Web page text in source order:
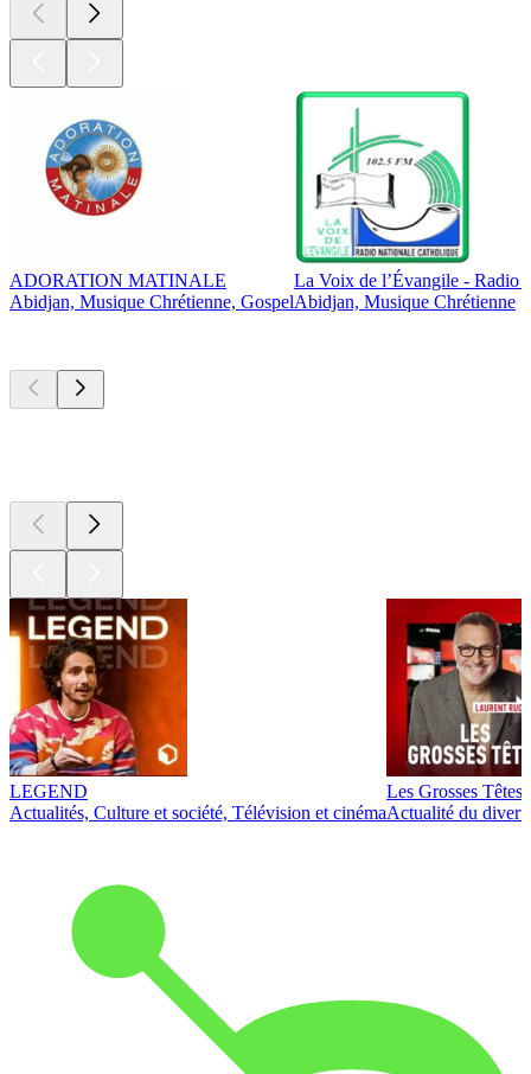
ADORATION MATINALE
Abidjan, Musique Chrétienne, Gospel
La Voix de l’Évangile - Radio
Abidjan, Musique Chrétienne
LEGEND
Actualités, Culture et société, Télévision et cinéma
Les Grosses Têtes
Actualité du